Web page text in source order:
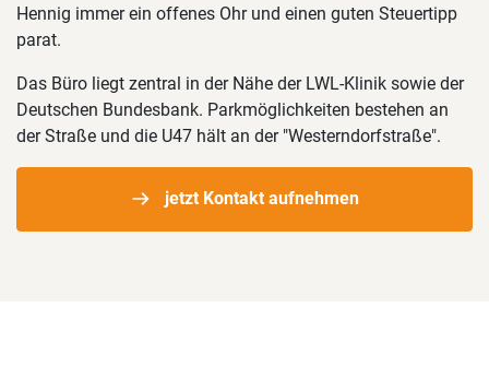
Hennig immer ein offenes Ohr und einen guten Steuertipp
parat.
Das Büro liegt zentral in der Nähe der LWL-Klinik sowie der
Deutschen Bundesbank. Parkmöglichkeiten bestehen an
der Straße und die U47 hält an der "Westerndorfstraße".
jetzt Kontakt aufnehmen